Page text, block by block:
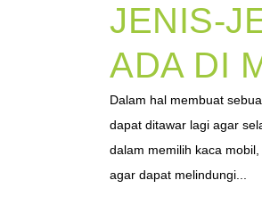
JENIS-
ADA DI
Dalam hal membuat
dapat ditawar lagi agar
dalam memilih kaca
agar dapat melindungi...